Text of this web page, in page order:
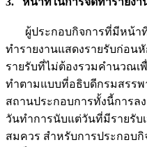
ผู้ประกอบกิจการที่มีหน้าที่
ทำรายงานแสดงรายรับก่อน
รายรับที่ไม่ต้องรวมคำนวณเ
ทำตามแบบที่อธิบดีกรมสรรพ
สถานประกอบการทั้งนี้การล
วันทำการนับแต่วันที่มีรายรับ
สมควร สำหรับการประกอบ